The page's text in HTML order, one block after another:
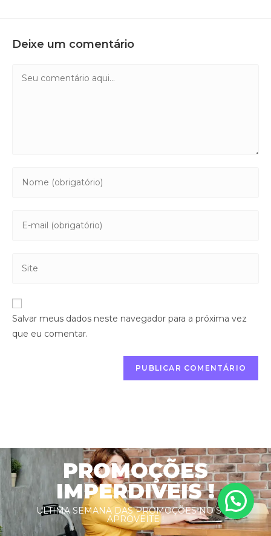
Deixe um comentário
Salvar meus dados neste navegador para a próxima vez
que eu comentar.
PROMOÇÕES
IMPERDIVEIS !
ULTIMA SEMANA DAS PROMOÇÕES NO SITE
APROVEITE !